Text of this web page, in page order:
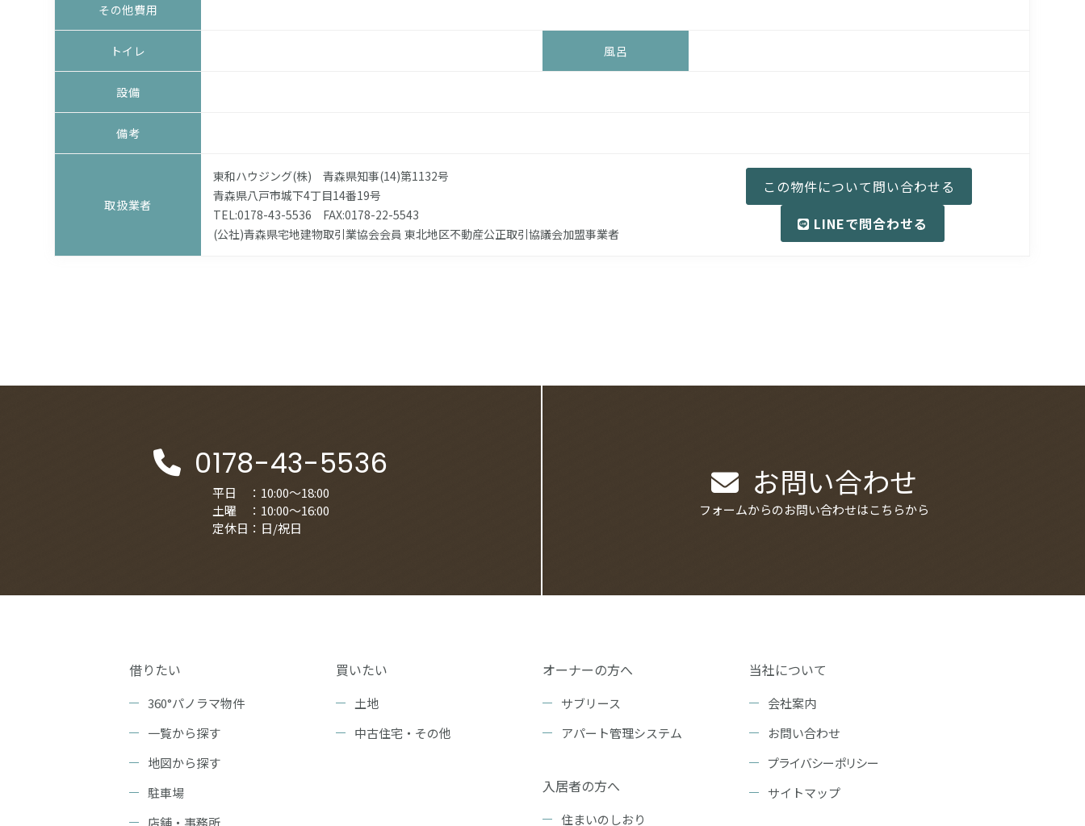
その他費用
トイレ 風呂
設備
備考
取扱業者
東和ハウジング(株) 青森県知事(14)第1132号
青森県八戸市城下4丁目14番19号
TEL:0178-43-5536 FAX:0178-22-5543
(公社)青森県宅地建物取引業協会会員 東北地区不動産公正取引協議会加盟事業者
この物件について問い合わせる
LINEで問合わせる
0178-43-5536
平日 ：10:00～18:00
土曜 ：10:00～16:00
定休日：日/祝日
お問い合わせ
フォームからのお問い合わせはこちらから
借りたい
360°パノラマ物件
一覧から探す
地図から探す
駐車場
店舗・事務所
買いたい
土地
中古住宅・その他
オーナーの方へ
サブリース
アパート管理システム
入居者の方へ
住まいのしおり
当社について
会社案内
お問い合わせ
プライバシーポリシー
サイトマップ